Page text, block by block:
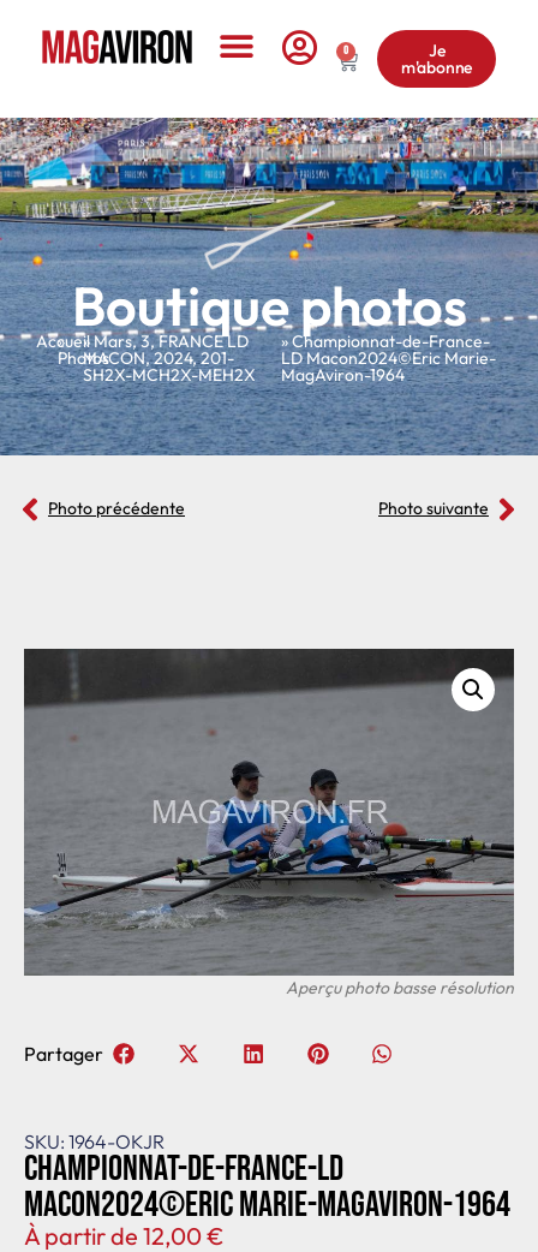
0 Je
m'abonne
Boutique photos
Accueil
»
Photos
»Mars,3,FRANCE LD
MACON,2024,201-
SH2X-MCH2X-MEH2X
» Championnat-de-France-
LD Macon2024©Eric Marie-
MagAviron-1964
Photo précédente Photo suivante
SKU: 1964-OKJR
Championnat-de-France-LD
Macon2024©Eric Marie-MagAviron-1964
À partir de 12,00€
Partager